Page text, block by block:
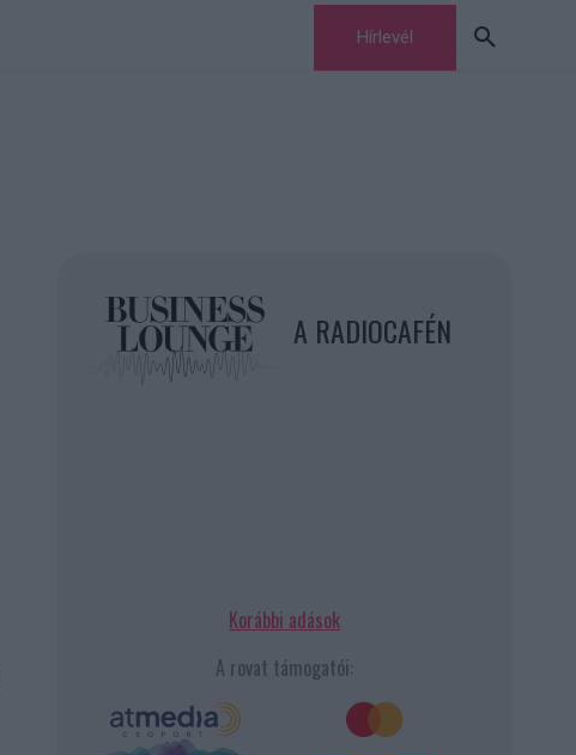
Hírlevél
A RADIOCAFÉN
Korábbi adások
A rovat támogatói: